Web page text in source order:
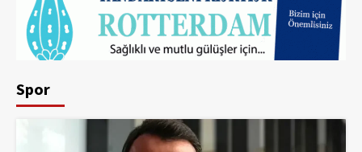
Spor